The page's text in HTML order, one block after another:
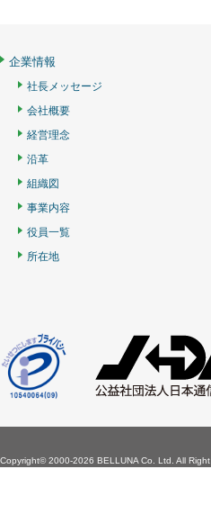
企業情報
社長メッセージ
会社概要
経営理念
沿革
組織図
事業内容
役員一覧
所在地
Copyright©2000-2026 BELLUNA Co. Ltd. All Right